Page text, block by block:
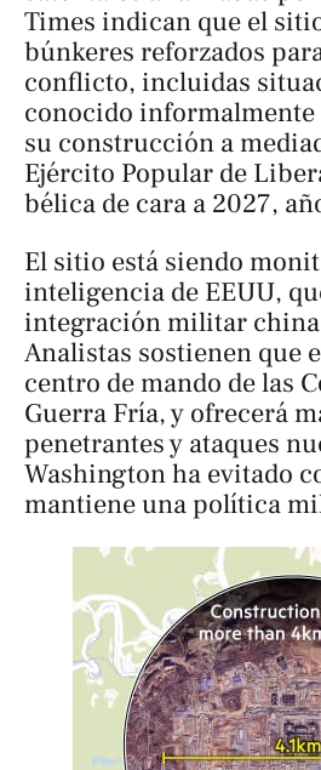
Times indican que el
búnkeres reforzados
conflicto, incluidas
conocido informalmente
su construcción a
Ejército Popular de
bélica de cara a 2027,
El sitio está siendo
inteligencia de EEUU,
integración militar china
Analistas sostienen que
centro de mando de las
Guerra Fría, y ofrecerá
penetrantes y ataques
Washington ha evitado
mantiene una política